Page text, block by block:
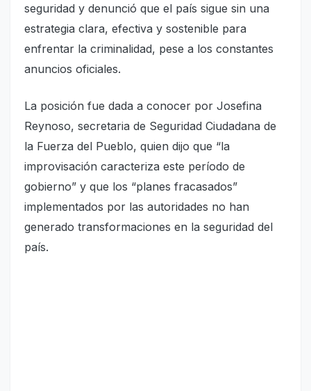
seguridad y denunció que el país sigue sin una
estrategia clara, efectiva y sostenible para
enfrentar la criminalidad, pese a los constantes
anuncios oficiales.
La posición fue dada a conocer por Josefina
Reynoso, secretaria de Seguridad Ciudadana de
la Fuerza del Pueblo, quien dijo que “la
improvisación caracteriza este período de
gobierno” y que los “planes fracasados”
implementados por las autoridades no han
generado transformaciones en la seguridad del
país.